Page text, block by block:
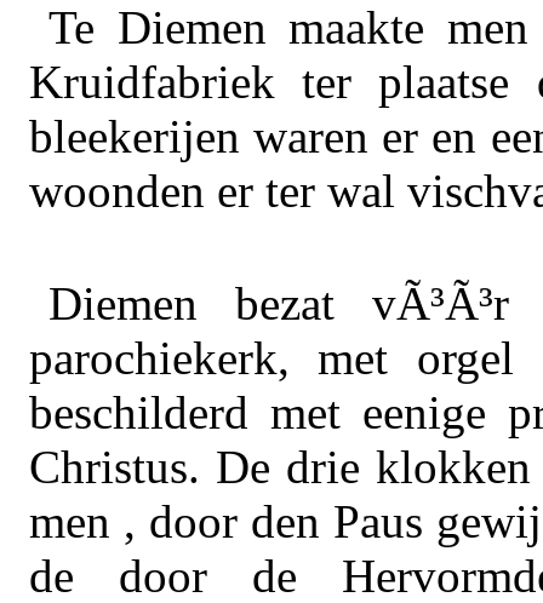
Te Diemen maakte
Kruidfabriek ter plaatse
bleekerijen waren er en
woonden er ter wal
Diemen bezat vÃ³Ã³r
parochiekerk, met
beschilderd met eenige
Christus. De drie
men , door den Paus
de door de